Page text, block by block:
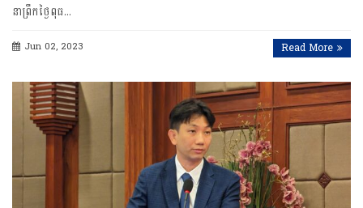
នាព្រឹកថ្ងៃពុធ…
Jun 02, 2023 Read More